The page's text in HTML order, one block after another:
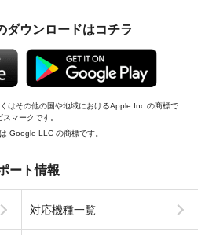
ダウンロードはコチラ
はその他の国や地域におけるApple Inc.の商標で
マークです。
Google LLC の商標です。
ート情報
対応機種一覧